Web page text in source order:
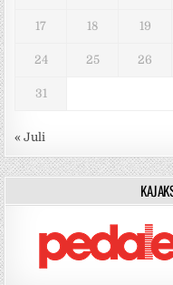
17 18 19
24 25 26
31
« Juli